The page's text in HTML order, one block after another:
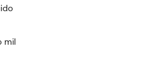
mil